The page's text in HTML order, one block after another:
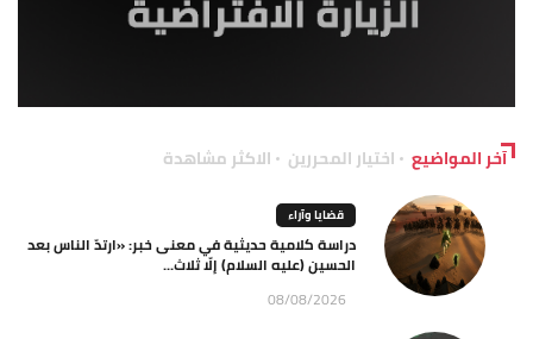
آخر المواضيع اختيار المحررين الاكثر مشاهدة
قضايا وآراء
دراسة كلامية حديثية في معنى خبر: «ارتدّ الناس بعد
الحسين (عليه السلام) إلّا ثلاث...
08/08/2026